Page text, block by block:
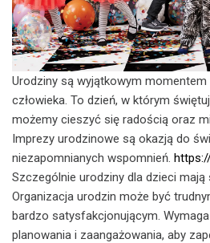
Urodziny są wyjątkowym momentem
człowieka. To dzień, w którym
możemy cieszyć się radością oraz
Imprezy urodzinowe są okazją do
niezapomnianych wspomnień.
Szczególnie urodziny dla dzieci
Organizacja urodzin może być
bardzo satysfakcjonującym.
planowania i zaangażowania, aby